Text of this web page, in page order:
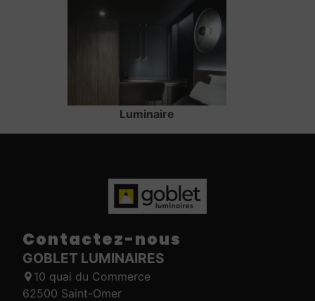
Luminaire
Contactez-nous
GOBLET LUMINAIRES
10 quai du Commerce
62500 Saint-Omer